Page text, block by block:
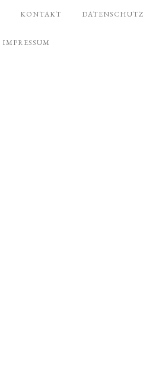
KONTAKT DATENSCHUTZ
IMPRESSUM